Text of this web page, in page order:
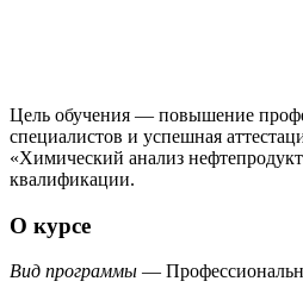
Цель обучения — повышение
специалистов и успешная
«Химический анализ
квалификации.
О курсе
Вид программы —